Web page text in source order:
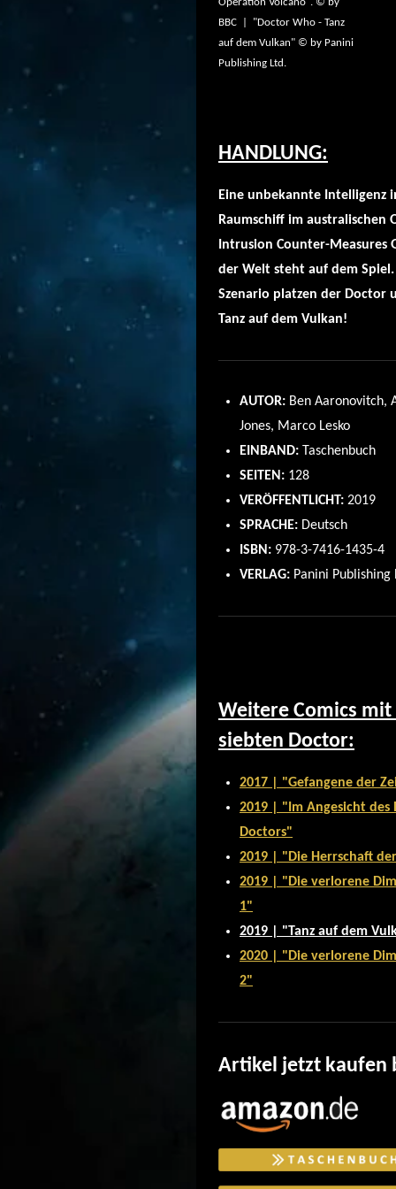
BBC | "Doctor Who - Tanz
auf dem Vulkan" © by Panini
Publishing Ltd.
HANDLUNG:
Eine unbekannte Intelligenz
Raumschiff im australischen
Intrusion Counter-
der Welt steht auf dem
Szenario platzen der Doctor
Tanz auf dem Vulkan!
AUTOR: Ben Aaronovitch,
Jones, Marco Lesko
EINBAND: Taschenbuch
SEITEN: 128
VERÖFFENTLICHT: 2019
SPRACHE: Deutsch
ISBN: 978-3-7416-1435-4
VERLAG: Panini Publishing
Weitere Comics mit
siebten Doctor:
2017 | "Gefangene der
2019 | "Im Angesicht des
Doctors"
2019 | "Die Herrschaft
2019 | "Die verlorene
1"
2019 | "Tanz auf dem
2020 | "Die verlorene
2"
Artikel jetzt kaufen